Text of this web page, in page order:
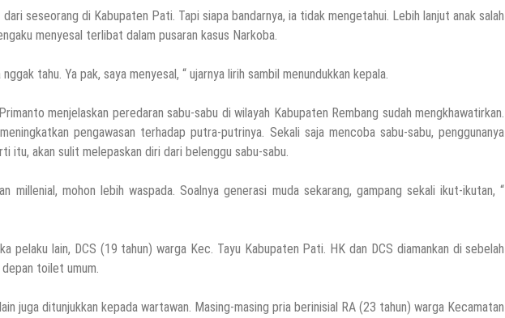
seseorang di Kabupaten Pati. Tapi siapa bandarnya, ia tidak mengetahui. Lebih lanjut anak salah
menyesal terlibat dalam pusaran kasus Narkoba.
tahu. Ya pak, saya menyesal, “ ujarnya lirih sambil menundukkan kepala.
menjelaskan peredaran sabu-sabu di wilayah Kabupaten Rembang sudah mengkhawatirkan.
pengawasan terhadap putra-putrinya. Sekali saja mencoba sabu-sabu, penggunanya
itu, akan sulit melepaskan diri dari belenggu sabu-sabu.
millenial, mohon lebih waspada. Soalnya generasi muda sekarang, gampang sekali ikut-ikutan, “
pelaku lain, DCS (19 tahun) warga Kec. Tayu Kabupaten Pati. HK dan DCS diamankan di sebelah
toilet umum.
juga ditunjukkan kepada wartawan. Masing-masing pria berinisial RA (23 tahun) warga Kecamatan